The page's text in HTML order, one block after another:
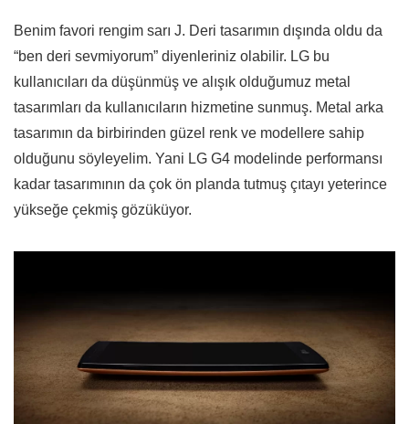
Benim favori rengim sarı J. Deri tasarımın dışında oldu da
“ben deri sevmiyorum” diyenleriniz olabilir. LG bu
kullanıcıları da düşünmüş ve alışık olduğumuz metal
tasarımları da kullanıcıların hizmetine sunmuş. Metal arka
tasarımın da birbirinden güzel renk ve modellere sahip
olduğunu söyleyelim. Yani LG G4 modelinde performansı
kadar tasarımının da çok ön planda tutmuş çıtayı yeterince
yükseğe çekmiş gözüküyor.